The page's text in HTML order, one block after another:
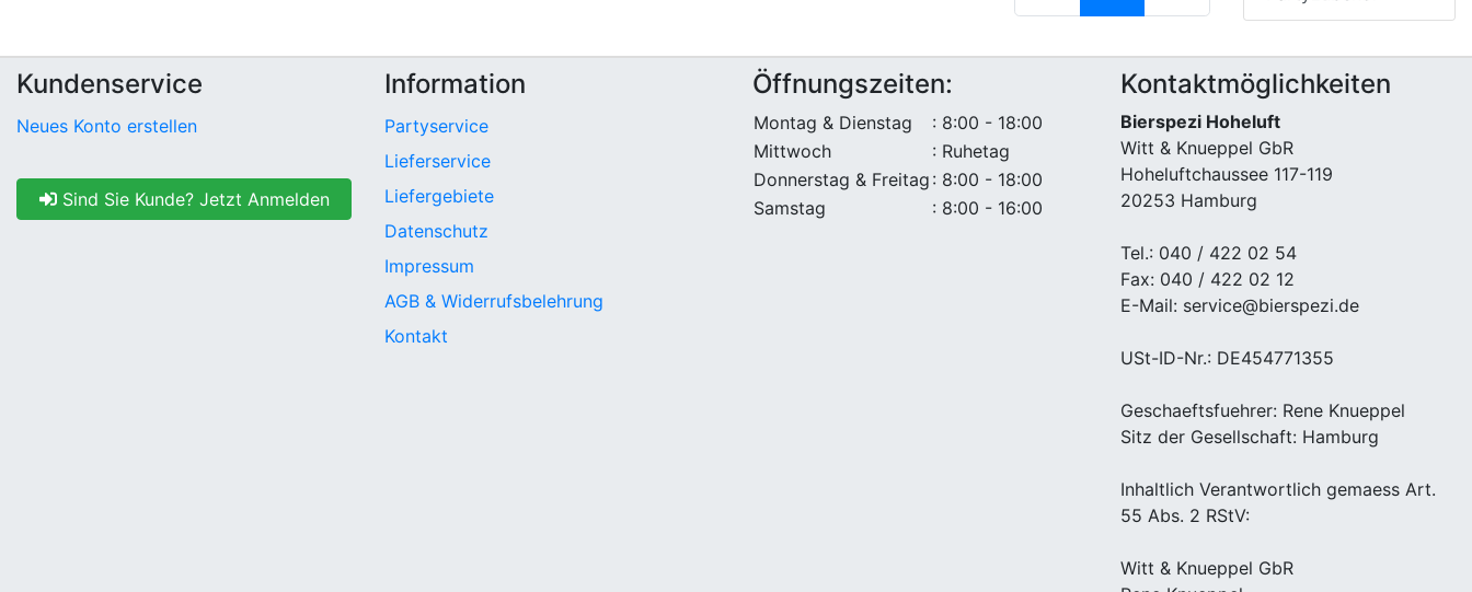
Kundenservice
Neues Konto erstellen
Sind Sie Kunde? Jetzt Anmelden
Information
Partyservice
Lieferservice
Liefergebiete
Datenschutz
Impressum
AGB & Widerrufsbelehrung
Kontakt
Öffnungszeiten:
Montag & Dienstag
: 8:00 - 18:00
Mittwoch
: Ruhetag
Donnerstag & Freitag : 8:00 - 18:00
Samstag
: 8:00 - 16:00
Kontaktmöglichkeiten
Bierspezi Hoheluft
Witt & Knueppel GbR
Hoheluftchaussee 117-119
20253 Hamburg
Tel.: 040 / 422 02 54
Fax: 040 / 422 02 12
E-Mail: service@bierspezi.de
USt-ID-Nr.: DE454771355
Geschaeftsfuehrer: Rene Knueppel
Sitz der Gesellschaft: Hamburg
Inhaltlich Verantwortlich gemaess Art.
55 Abs. 2 RStV:
Witt & Knueppel GbR